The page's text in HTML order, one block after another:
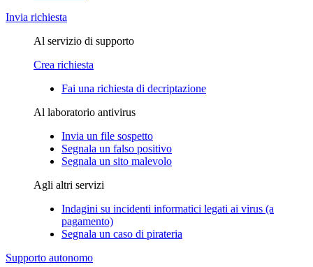
Invia richiesta
Al servizio di supporto
Crea richiesta
Fai una richiesta di decriptazione
Al laboratorio antivirus
Invia un file sospetto
Segnala un falso positivo
Segnala un sito malevolo
Agli altri servizi
Indagini su incidenti informatici legati ai virus (a
pagamento)
Segnala un caso di pirateria
Supporto autonomo